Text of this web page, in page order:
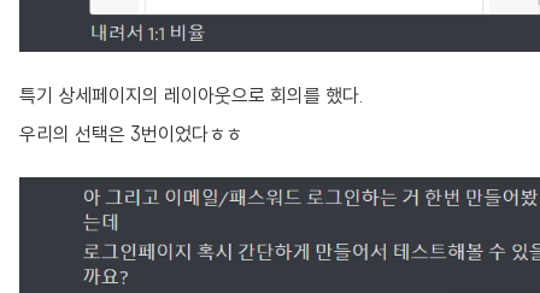
특기 상세페이지의 레이아웃으로 회의를 했다.
우리의 선택은 3번이었다ㅎㅎ